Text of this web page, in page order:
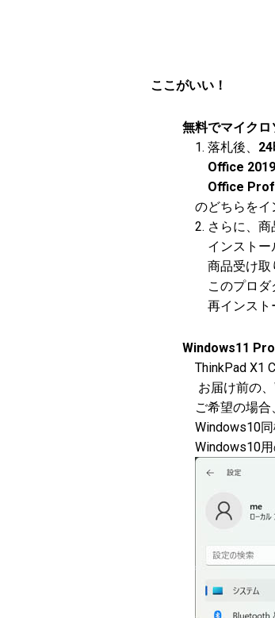
ここがいい！
無料でマイク
1. 落札後、
Office
Office
のどちらをイ
2. さらに、商
インストール
商品受け取り
このプロダク
再インストー
Windows11
ThinkPad X1
お届け前の、
ご希望の場合
Windows10同
Windows10用